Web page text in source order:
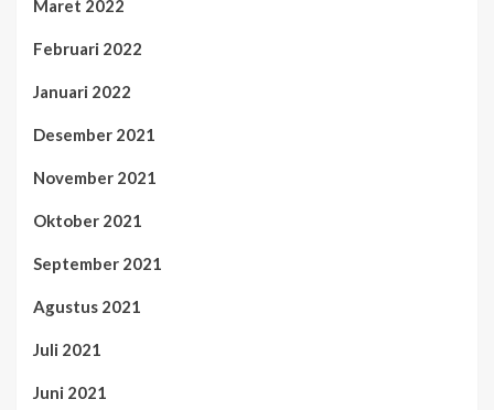
Maret 2022
Februari 2022
Januari 2022
Desember 2021
November 2021
Oktober 2021
September 2021
Agustus 2021
Juli 2021
Juni 2021